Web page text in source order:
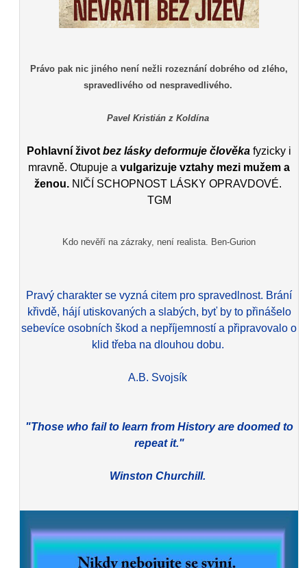
Právo pak nic jiného není nežli rozeznání dobrého od zlého,
spravedlivého od nespravedlivého.
Pavel Kristián z Koldína
Pohlavní život bez lásky deformuje člověka fyzicky i
mravně. Otupuje avulgarizuje vztahy mezi mužem a
ženou. NIČÍ SCHOPNOST LÁSKY OPRAVDOVÉ.
TGM
Kdo nevěří na zázraky, není realista. Ben-Gurion
Pravý charakter se vyzná citem pro spravedlnost. Brání
křivdě, hájí utiskovaných a slabých, byť by to přinášelo
sebevíce osobních škod a nepříjemností a připravovalo o
klid třeba na dlouhou dobu.
A.B. Svojsík
"Those who fail to learn from History are doomed to
repeat it."
Winston Churchill.